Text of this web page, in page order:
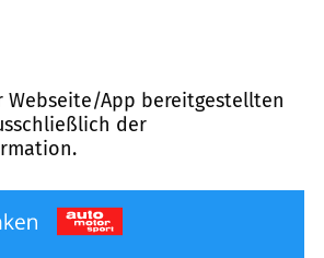
App bereitgestellten
der